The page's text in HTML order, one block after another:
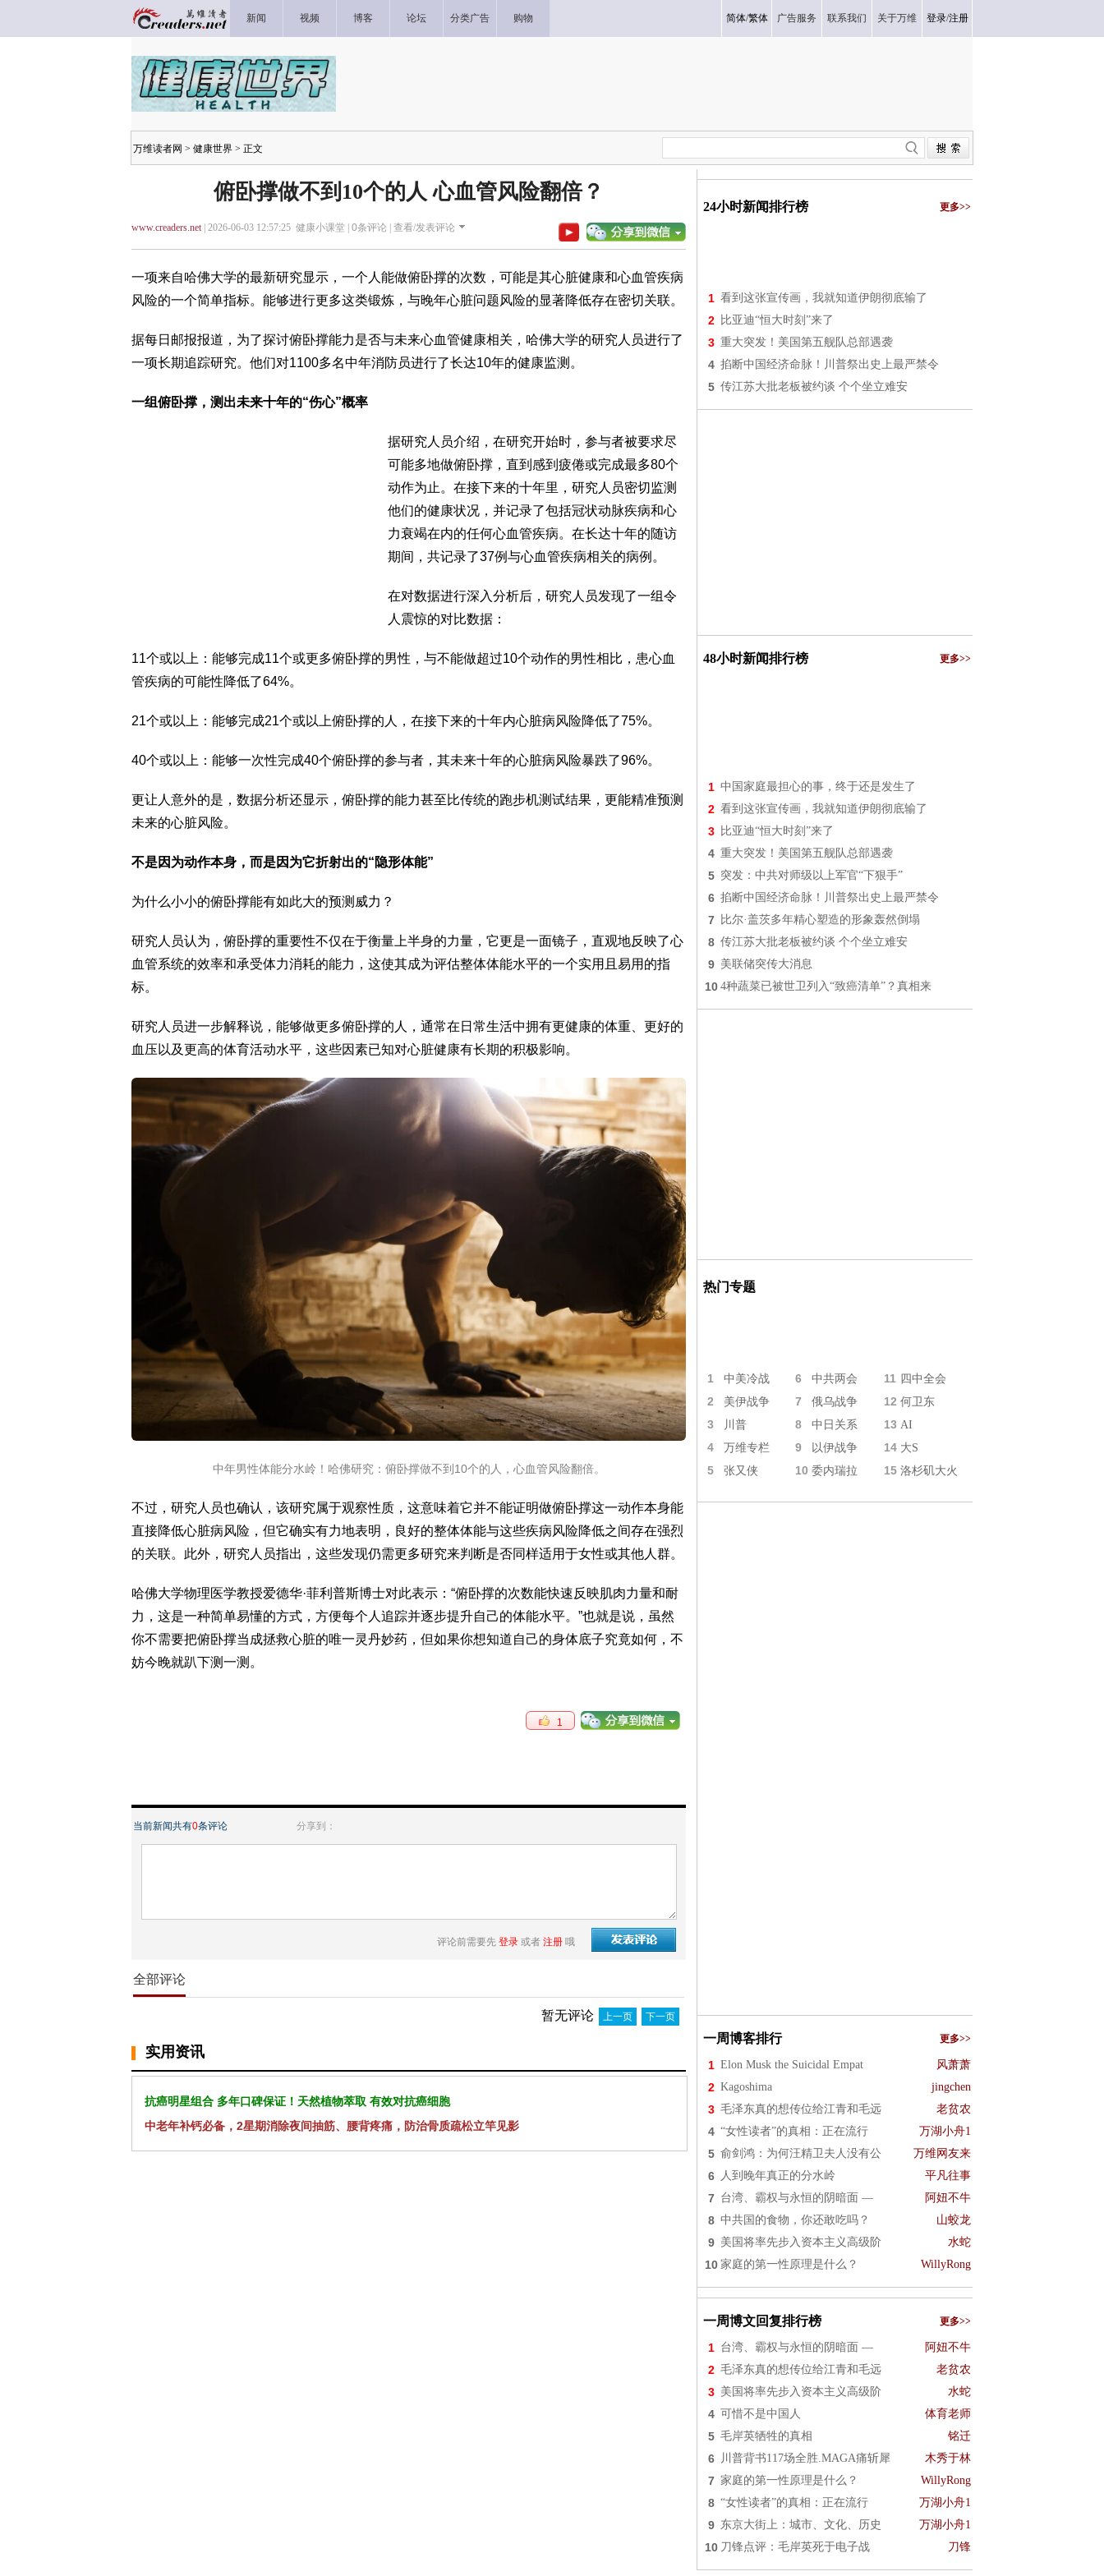
新闻 视频 博客 论坛 分类广告 购物 简体/繁体 广告服务 联系我们 关于万维 登录/注册
万维读者网 > 健康世界 > 正文
俯卧撑做不到10个的人 心血管风险翻倍？
www.creaders.net| 2026-06-03 12:57:25 健康小课堂 | 0条评论 | 查看/发表评论
一项来自哈佛大学的最新研究显示，一个人能做俯卧撑的次数，可能是其心脏健康和心血管疾病
风险的一个简单指标。能够进行更多这类锻炼，与晚年心脏问题风险的显著降低存在密切关联。
据每日邮报报道，为了探讨俯卧撑能力是否与未来心血管健康相关，哈佛大学的研究人员进行了
一项长期追踪研究。他们对1100多名中年消防员进行了长达10年的健康监测。
一组俯卧撑，测出未来十年的“伤心”概率
据研究人员介绍，在研究开始时，参与者被要求尽
可能多地做俯卧撑，直到感到疲倦或完成最多80个
动作为止。在接下来的十年里，研究人员密切监测
他们的健康状况，并记录了包括冠状动脉疾病和心
力衰竭在内的任何心血管疾病。在长达十年的随访
期间，共记录了37例与心血管疾病相关的病例。
在对数据进行深入分析后，研究人员发现了一组令
人震惊的对比数据：
11个或以上：能够完成11个或更多俯卧撑的男性，与不能做超过10个动作的男性相比，患心血
管疾病的可能性降低了64%。
21个或以上：能够完成21个或以上俯卧撑的人，在接下来的十年内心脏病风险降低了75%。
40个或以上：能够一次性完成40个俯卧撑的参与者，其未来十年的心脏病风险暴跌了96%。
更让人意外的是，数据分析还显示，俯卧撑的能力甚至比传统的跑步机测试结果，更能精准预测
未来的心脏风险。
不是因为动作本身，而是因为它折射出的“隐形体能”
为什么小小的俯卧撑能有如此大的预测威力？
研究人员认为，俯卧撑的重要性不仅在于衡量上半身的力量，它更是一面镜子，直观地反映了心
血管系统的效率和承受体力消耗的能力，这使其成为评估整体体能水平的一个实用且易用的指
标。
研究人员进一步解释说，能够做更多俯卧撑的人，通常在日常生活中拥有更健康的体重、更好的
血压以及更高的体育活动水平，这些因素已知对心脏健康有长期的积极影响。
中年男性体能分水岭！哈佛研究：俯卧撑做不到10个的人，心血管风险翻倍。
不过，研究人员也确认，该研究属于观察性质，这意味着它并不能证明做俯卧撑这一动作本身能
直接降低心脏病风险，但它确实有力地表明，良好的整体体能与这些疾病风险降低之间存在强烈
的关联。此外，研究人员指出，这些发现仍需更多研究来判断是否同样适用于女性或其他人群。
哈佛大学物理医学教授爱德华·菲利普斯博士对此表示：“俯卧撑的次数能快速反映肌肉力量和耐
力，这是一种简单易懂的方式，方便每个人追踪并逐步提升自己的体能水平。”也就是说，虽然
你不需要把俯卧撑当成拯救心脏的唯一灵丹妙药，但如果你想知道自己的身体底子究竟如何，不
妨今晚就趴下测一测。
1
当前新闻共有0条评论 分享到：
评论前需要先 登录 或者 注册 哦
全部评论
暂无评论 上一页 下一页
实用资讯
抗癌明星组合 多年口碑保证！天然植物萃取 有效对抗癌细胞
中老年补钙必备，2星期消除夜间抽筋、腰背疼痛，防治骨质疏松立竿见影
24小时新闻排行榜 更多>>
1 看到这张宣传画，我就知道伊朗彻底输了
2 比亚迪“恒大时刻”来了
3 重大突发！美国第五舰队总部遇袭
4 掐断中国经济命脉！川普祭出史上最严禁令
5 传江苏大批老板被约谈 个个坐立难安
48小时新闻排行榜 更多>>
1 中国家庭最担心的事，终于还是发生了
2 看到这张宣传画，我就知道伊朗彻底输了
3 比亚迪“恒大时刻”来了
4 重大突发！美国第五舰队总部遇袭
5 突发：中共对师级以上军官“下狠手”
6 掐断中国经济命脉！川普祭出史上最严禁令
7 比尔·盖茨多年精心塑造的形象轰然倒塌
8 传江苏大批老板被约谈 个个坐立难安
9 美联储突传大消息
10 4种蔬菜已被世卫列入“致癌清单”？真相来
热门专题
1 中美冷战 6 中共两会 11 四中全会
2 美伊战争 7 俄乌战争 12 何卫东
3 川普 8 中日关系 13 AI
4 万维专栏 9 以伊战争 14 大S
5 张又侠 10 委内瑞拉 15 洛杉矶大火
一周博客排行 更多>>
1 Elon Musk the Suicidal Empat 风萧萧
2 Kagoshima jingchen
3 毛泽东真的想传位给江青和毛远 老贫农
4 “女性读者”的真相：正在流行 万湖小舟1
5 俞剑鸿：为何汪精卫夫人没有公 万维网友来
6 人到晚年真正的分水岭 平凡往事
7 台湾、霸权与永恒的阴暗面 — 阿妞不牛
8 中共国的食物，你还敢吃吗？ 山蛟龙
9 美国将率先步入资本主义高级阶 水蛇
10 家庭的第一性原理是什么？ WillyRong
一周博文回复排行榜 更多>>
1 台湾、霸权与永恒的阴暗面 — 阿妞不牛
2 毛泽东真的想传位给江青和毛远 老贫农
3 美国将率先步入资本主义高级阶 水蛇
4 可惜不是中国人 体育老师
5 毛岸英牺牲的真相 铭迁
6 川普背书117场全胜.MAGA痛斩犀 木秀于林
7 家庭的第一性原理是什么？ WillyRong
8 “女性读者”的真相：正在流行 万湖小舟1
9 东京大街上：城市、文化、历史 万湖小舟1
10 刀锋点评：毛岸英死于电子战 刀锋